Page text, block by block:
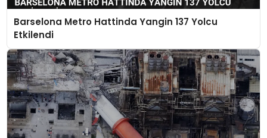
Barselona Metro Hattinda Yangin 137 Yolcu
Etkilendi